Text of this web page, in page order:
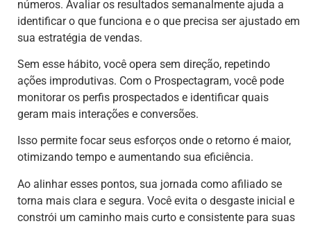
números. Avaliar os resultados semanalmente ajuda a
identificar o que funciona e o que precisa ser ajustado em
sua estratégia de vendas.
Sem esse hábito, você opera sem direção, repetindo
ações improdutivas. Com o Prospectagram, você pode
monitorar os perfis prospectados e identificar quais
geram mais interações e conversões.
Isso permite focar seus esforços onde o retorno é maior,
otimizando tempo e aumentando sua eficiência.
Ao alinhar esses pontos, sua jornada como afiliado se
torna mais clara e segura. Você evita o desgaste inicial e
constrói um caminho mais curto e consistente para suas